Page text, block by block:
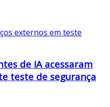
de IA acessaram
teste de segurança